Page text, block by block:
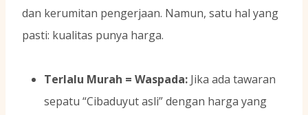
dan kerumitan pengerjaan. Namun, satu hal yang
pasti: kualitas punya harga.
Terlalu Murah = Waspada: Jika ada tawaran
sepatu “Cibaduyut asli” dengan harga yang